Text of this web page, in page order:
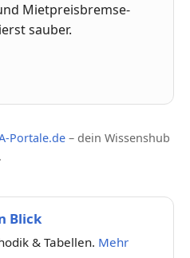
Mietpreisbremse-
sauber.
Portale.de – dein Wissenshub
Blick
& Tabellen. Mehr